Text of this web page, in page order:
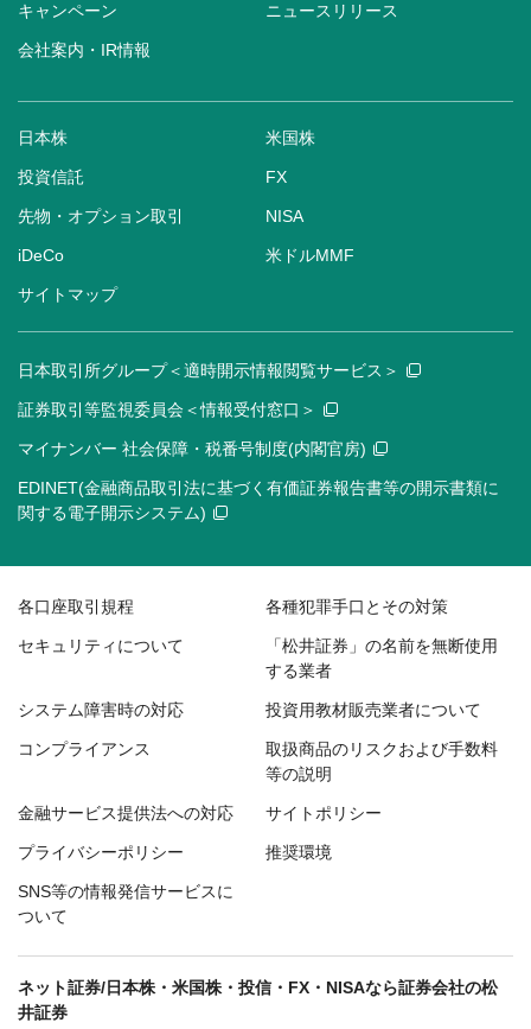
キャンペーン ニュースリリース
会社案内・IR情報
日本株 米国株
投資信託 FX
先物・オプション取引 NISA
iDeCo 米ドルMMF
サイトマップ
日本取引所グループ＜適時開示情報閲覧サービス＞
証券取引等監視委員会＜情報受付窓口＞
マイナンバー 社会保障・税番号制度(内閣官房)
EDINET(金融商品取引法に基づく有価証券報告書等の開示書類に
関する電子開示システム)
各口座取引規程 各種犯罪手口とその対策
セキュリティについて
「松井証券」の名前を無断使用
する業者
システム障害時の対応 投資用教材販売業者について
コンプライアンス
取扱商品のリスクおよび手数料
等の説明
金融サービス提供法への対応 サイトポリシー
プライバシーポリシー 推奨環境
SNS等の情報発信サービスに
ついて
ネット証券/日本株・米国株・投信・FX・NISAなら証券会社の松
井証券